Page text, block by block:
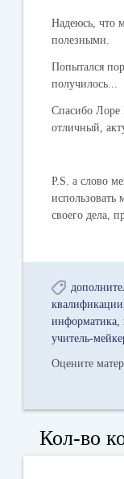
Надеюсь, что
полезными.
Попытался
получилось...
Спасибо Лоре
отличный,
P.S. а слово
использовать
своего дела,
квалификации
информатика
учитель-
Оцените
Кол-во